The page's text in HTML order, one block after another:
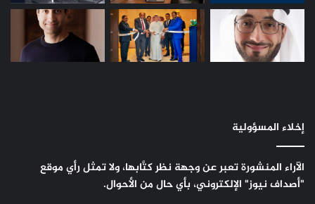
إخلاء المسؤولية
الآراء المنشورة تعبر عن وجهة نظر كتَّابها، ولا تمثل رأي موقع
"أصداف نيوز" الإلكتروني، بأي حال من الأحوال.